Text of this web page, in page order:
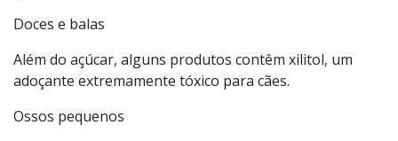
Doces e balas
Além do açúcar, alguns produtos contêm xilitol, um
adoçante extremamente tóxico para cães.
Ossos pequenos